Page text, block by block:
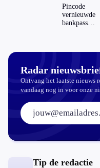
regels in
Nederland
en het
buitenland
Pincode
vernieuwde
bankpassen
Radar
Ontvang het laatste nieuws
vandaag nog in voor onze
E-mailadres:
Tip de redactie